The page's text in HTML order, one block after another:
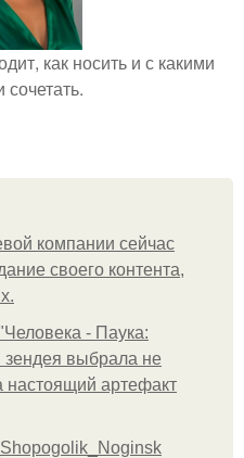
как носить и с какими
компании сейчас
своего контента,
- Паука:
выбрала не
настоящий артефакт